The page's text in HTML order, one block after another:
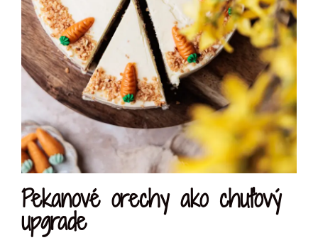
Pekanové orechy ako chuťový
upgrade